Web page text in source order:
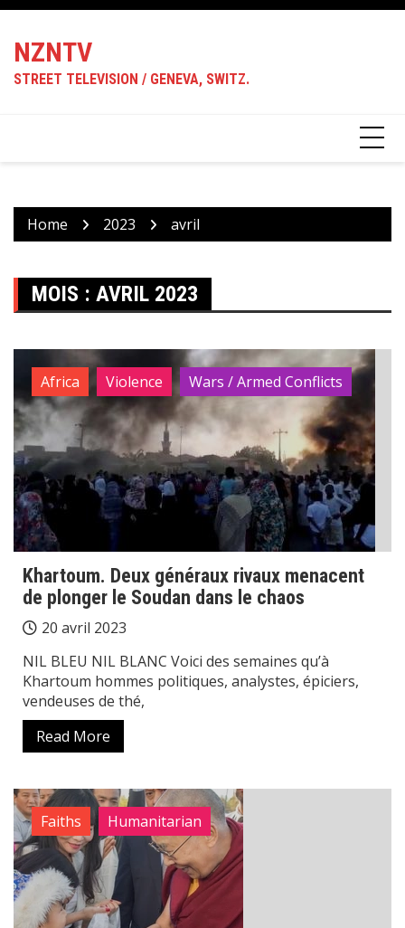
Skip
content
NZNTV
STREET TELEVISION / GENEVA, SWITZ.
Home 2023 avril
MOIS : AVRIL 2023
Africa Violence Wars / Armed Conflicts
Khartoum. Deux généraux rivaux menacent
de plonger le Soudan dans le chaos
20 avril 2023
NIL BLEU NIL BLANC Voici des semaines qu’à
Khartoum hommes politiques, analystes, épiciers,
vendeuses de thé,
Read More
Faiths Humanitarian